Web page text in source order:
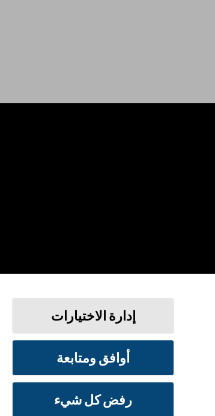
سياسة الخصوصية
إدارة الاختيارات
أوافق ومتابعة
رفض كل شيء